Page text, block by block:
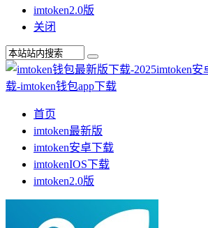
imtoken2.0版
关闭
首页
imtoken最新版
imtoken安卓下载
imtokenIOS下载
imtoken2.0版